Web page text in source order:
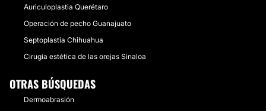
Auriculoplastia Querétaro
Operación de pecho Guanajuato
Septoplastia Chihuahua
Cirugía estética de las orejas Sinaloa
OTRAS BÚSQUEDAS
Dermoabrasión